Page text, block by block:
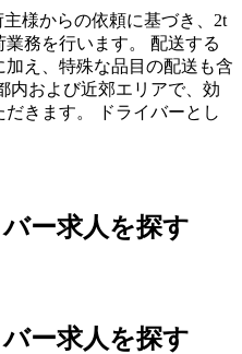
様からの依頼に基づき、2t
業務を行います。 配送する
え、特殊な品目の配送も含
内および近郊エリアで、効
きます。 ドライバーとし
ー求人を探す
ー求人を探す